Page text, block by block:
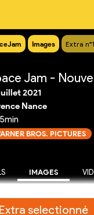
Images Extra
Jam -
2021
Nance
BROS. PICTURES
IMAGES
Extra selectionné